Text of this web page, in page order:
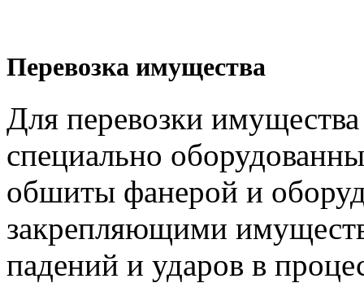
Перевозка имущества
Для перевозки
специально
обшиты фанерой и
закрепляющими
падений и ударов в